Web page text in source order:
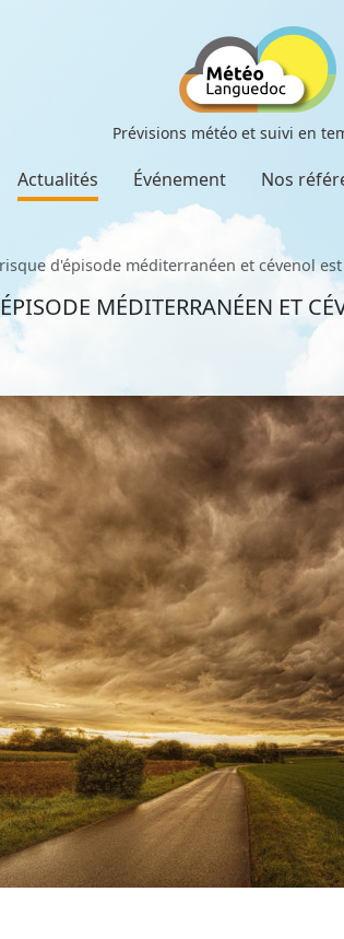
Prévisions météo et suivi en
Actualités Événement Nos
d'épisode méditerranéen et cévenol
MÉDITERRANÉEN ET